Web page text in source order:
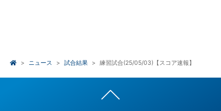
ニュース 試合結果 練習試合(25/05/03)【スコア速報】